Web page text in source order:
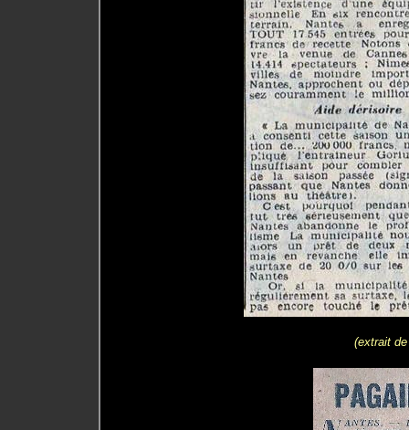
(extrait de